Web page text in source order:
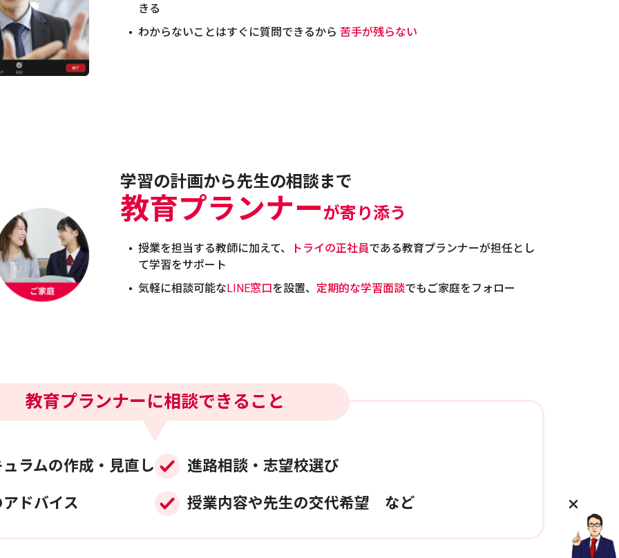
きる
わからないことはすぐに質問できるから 苦手が残らない
学習の計画から先生の相談まで
教育プランナーが寄り添う
授業を担当する教師に加えて、 トライの正社員である教育プランナーが担任とし
て学習をサポート
気軽に相談可能なLINE窓口を設置、 定期的な学習面談でもご家庭をフォロー
教育プランナーに相談できること
ラムの作成・見直し
ドバイス
進路相談・志望校選び
授業内容や先生の交代希望 など